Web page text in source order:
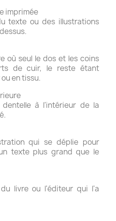
imprimée
texte ou des illustrations
où seul le dos et les coins
de cuir, le reste étant
en tissu.
dentelle à l'intérieur de la
qui se déplie pour
texte plus grand que le
livre ou l'éditeur qui l'a